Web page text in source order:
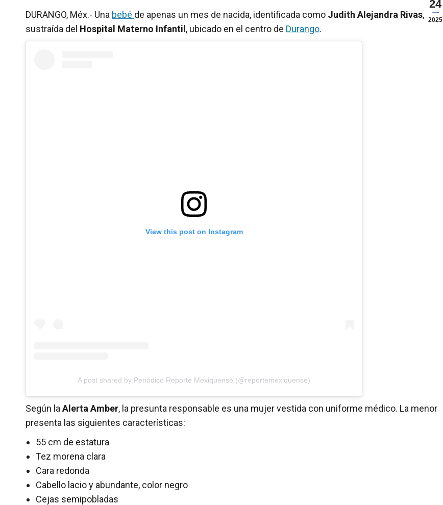
24
2025
DURANGO, Méx.- Una bebé de apenas un mes de nacida, identificada como Judith Alejandra Rivas, fue
sustraída del Hospital Materno Infantil , ubicado en el centro de Durango.
View this post on Instagram
A post shared by Periódico Reporte Mexiquense (@reportemexiquense)
Según la Alerta Amber, la presunta responsable es una mujer vestida con uniforme médico. La menor
presenta las siguientes características:
55 cm de estatura
Tez morena clara
Cara redonda
Cabello lacio y abundante, color negro
Cejas semipobladas